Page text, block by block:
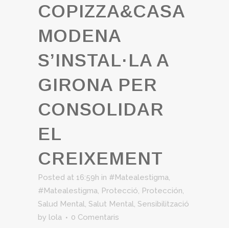
COPIZZA&CASA
MODENA
S’INSTAL·LA A
GIRONA PER
CONSOLIDAR
EL
CREIXEMENT
Posted at 16:59h in #Matealestigma,
#Matealestigma, Protecció, Protección,
Salud Mental, Salut Mental, Sensibilització
by lola 0 Comentaris